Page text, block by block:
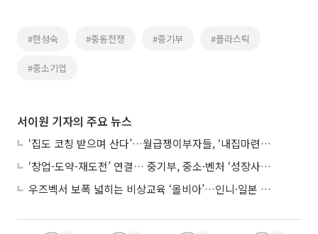
#한성숙 #중동전쟁 #중기부 #플라스틱
#중소기업
서이원 기자의 주요 뉴스
‘집도 코칭 받으며 산다’…월급쟁이부자들, ‘내집마련’ 신청 증가세
‘창업-도약-재도전’ 연결… 중기부, 중소·벤처 ‘성장사다리’ 짓는다
우즈벡서 보폭 넓히는 비상교육 ‘올비아’…인니·일본 진출 타진